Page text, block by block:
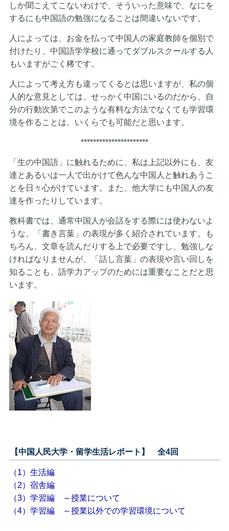
しか聞こえてこないわけで、そういった意味で、なにを
するにも中国語の勉強になることは間違いないです。
人によっては、お金を払って中国人の家庭教師を個別で
付けたり、中国語学学校に通ってダブルスクールする人
もいますがごく稀です。
人によって考え方も違ってくるとは思いますが、私の個
人的な意見としては、せっかく中国にいるのだから、自
分の行動次第でこのような有料な方法でなくても学習環
境を作ることは、いくらでも可能だと思います。
**********************
「生の中国語」に触れるために、私は上記以外にも、友
達とあるいは一人で出かけて色んな中国人と触れあうこ
とを日々心がけています。また、他大学にも中国人の友
達を作ったりしています。
教科書では、通常中国人が会話をする際には使わないよ
うな、「書き言葉」の表現が多く紹介されています。も
ちろん、文章を読んだりする上で必要ですし、勉強しな
ければなりませんが、「話し言葉」の表現や言い回しを
知ることも、語学力アップのためには重要なことだと思
います。
【中国人民大学・留学生活レポート】 全4回
（1）生活編
（2）宿舎編
（3）学習編 ～授業について
（4）学習編 ～授業以外での学習環境について